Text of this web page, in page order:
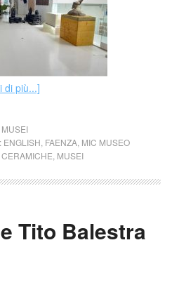
di più...]
MUSEI
ENGLISH FAENZA, MIC MUSEO
MUSEI
Tito Balestra